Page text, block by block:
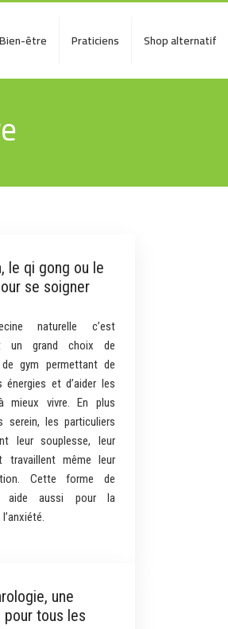
être Praticiens Shop alternatif
le qi gong ou le
se soigner
naturelle c’est
un grand choix de
gym permettant de
énergies et d’aider les
mieux vivre. En plus
serein, les particuliers
leur souplesse, leur
travaillent même leur
Cette forme de
aide aussi pour la
une
pour tous les